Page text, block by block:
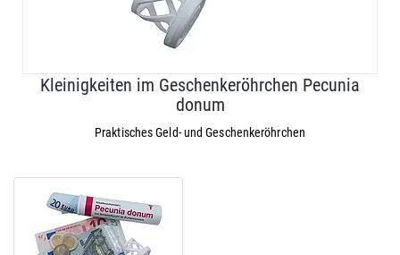
Kleinigkeiten im Geschenkeröhrchen Pecunia
donum
Praktisches Geld- und Geschenkeröhrchen